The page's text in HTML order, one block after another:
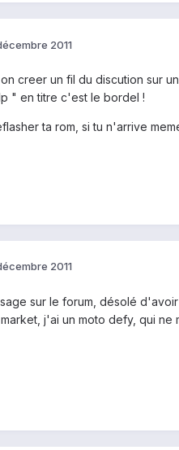
2011
creer un fil du discution sur
" en titre c'est le bordel !
ta rom, si tu n'arrive
2011
sur le forum, désolé
j'ai un moto defy, qui ne